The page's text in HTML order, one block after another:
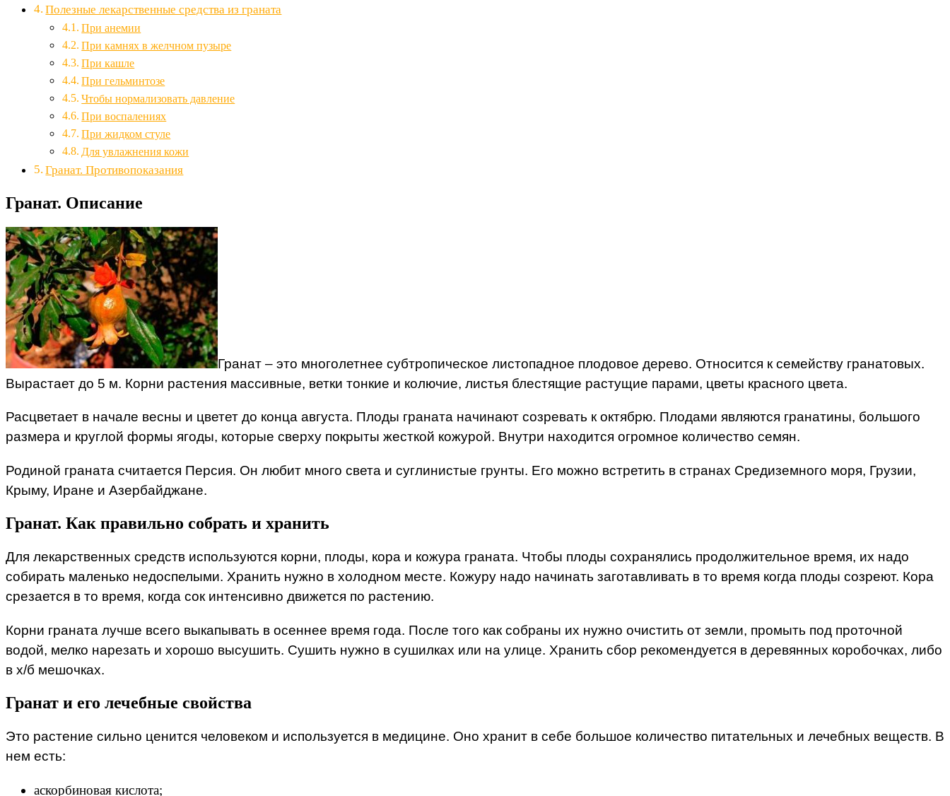
Полезные лекарственные средства из граната
При анемии
При камнях в желчном пузыре
При кашле
При гельминтозе
Чтобы нормализовать давление
При воспалениях
При жидком стуле
Для увлажнения кожи
Гранат. Противопоказания
Гранат. Описание
Гранат – это многолетнее субтропическое листопадное плодовое дерево. Относится к семейству гранатовых.
Вырастает до 5 м. Корни растения массивные, ветки тонкие и колючие, листья блестящие растущие парами, цветы красного цвета.
Расцветает в начале весны и цветет до конца августа. Плоды граната начинают созревать к октябрю. Плодами являются гранатины, большого
размера и круглой формы ягоды, которые сверху покрыты жесткой кожурой. Внутри находится огромное количество семян.
Родиной граната считается Персия. Он любит много света и суглинистые грунты. Его можно встретить в странах Средиземного моря, Грузии,
Крыму, Иране и Азербайджане.
Гранат. Как правильно собрать и хранить
Для лекарственных средств используются корни, плоды, кора и кожура граната. Чтобы плоды сохранялись продолжительное время, их надо
собирать маленько недоспелыми. Хранить нужно в холодном месте. Кожуру надо начинать заготавливать в то время когда плоды созреют. Кора
срезается в то время, когда сок интенсивно движется по растению.
Корни граната лучше всего выкапывать в осеннее время года. После того как собраны их нужно очистить от земли, промыть под проточной
водой, мелко нарезать и хорошо высушить. Сушить нужно в сушилках или на улице. Хранить сбор рекомендуется в деревянных коробочках, либо
в х/б мешочках.
Гранат и его лечебные свойства
Это растение сильно ценится человеком и используется в медицине. Оно хранит в себе большое количество питательных и лечебных веществ. В
нем есть:
аскорбиновая кислота;